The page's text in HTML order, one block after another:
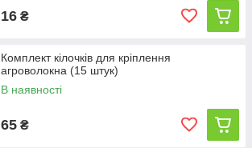
16 ₴
Комплект кілочків для кріплення
агроволокна (15 штук)
В наявності
65 ₴